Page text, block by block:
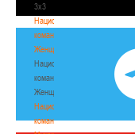
3х3
Национальная
команда.
Женщины
Национальная
команда.
Женщины
Национальная
команда.